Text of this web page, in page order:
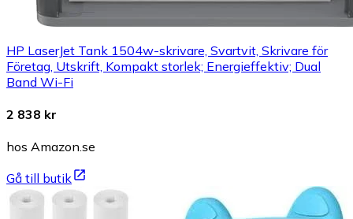
HP LaserJet Tank 1504w-skrivare, Svartvit, Skrivare för
Företag, Utskrift, Kompakt storlek; Energieffektiv; Dual
Band Wi-Fi
2 838 kr
hos Amazon.se
Gå till butik